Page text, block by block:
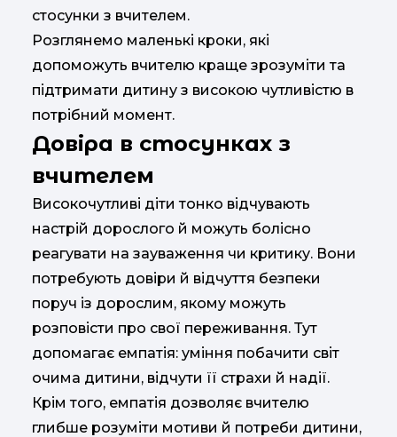
стосунки з вчителем.
Розглянемо маленькі кроки, які
допоможуть вчителю краще зрозуміти та
підтримати дитину з високою чутливістю в
потрібний момент.
Довіра в стосунках з
вчителем
Високочутливі діти тонко відчувають
настрій дорослого й можуть болісно
реагувати на зауваження чи критику. Вони
потребують довіри й відчуття безпеки
поруч із дорослим, якому можуть
розповісти про свої переживання. Тут
допомагає емпатія: уміння побачити світ
очима дитини, відчути її страхи й надії.
Крім того, емпатія дозволяє вчителю
глибше розуміти мотиви й потреби дитини,